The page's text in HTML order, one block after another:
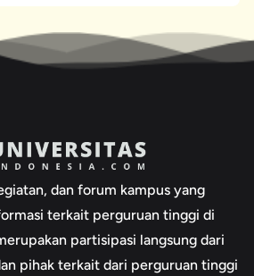
dan forum kampus yang
terkait perguruan tinggi di
partisipasi langsung dari
pihak terkait dari perguruan tinggi